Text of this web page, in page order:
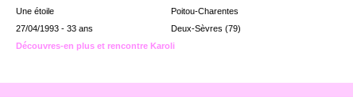
Une étoile
27/04/1993 - 33 ans
Poitou-Charentes
Deux-Sèvres (79)
Découvres-en plus et rencontre Karoli